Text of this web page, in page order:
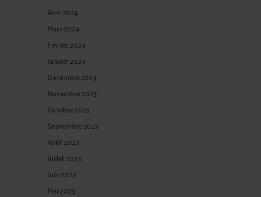
Avril 2024
Mars 2024
Février 2024
Janvier 2024
Décembre 2023
Novembre 2023
Octobre 2023
Septembre 2023
Août 2023
Juillet 2023
Juin 2023
Mai 2023